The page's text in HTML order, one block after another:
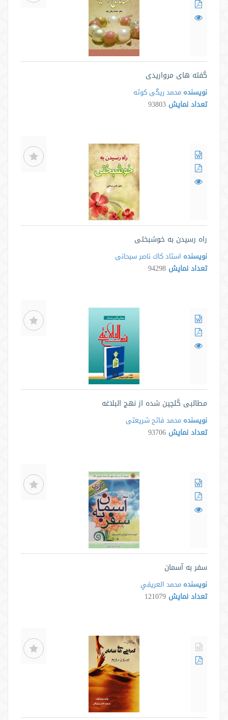
گفته های مرواریدی
نویسنده محمد ریگی کوته
تعداد نمایش 93803
راه رسیدن به خوشبختی
نویسنده استاد كاك ناصر سبحانی
تعداد نمایش 94298
مطالبی گلچين شده از نهج البلاغه
نویسنده محمد فاتح شریعتی
تعداد نمایش 93706
سفر به آسمان
نویسنده محمد العريفي
تعداد نمایش 121079